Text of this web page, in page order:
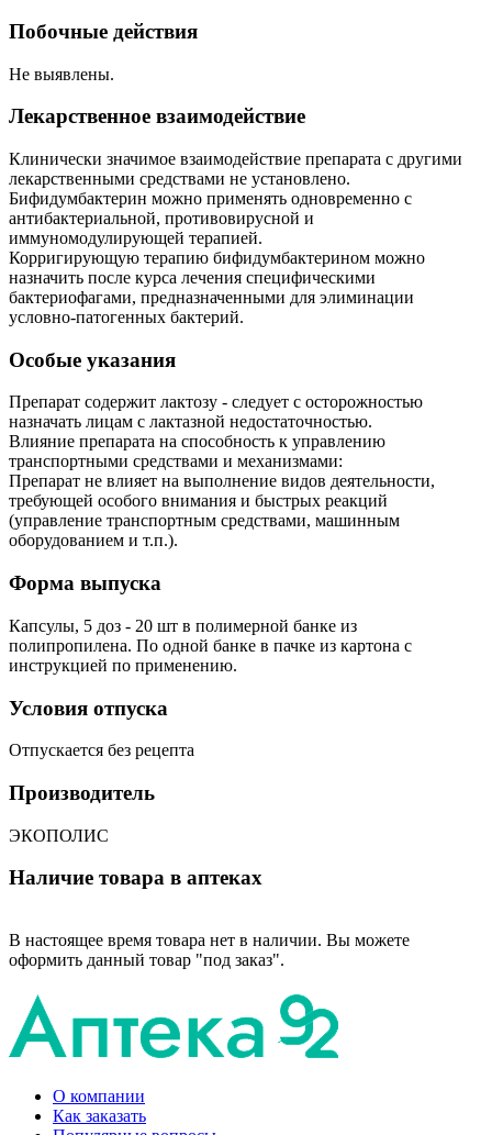
Побочные действия
Не выявлены.
Лекарственное взаимодействие
Клинически значимое взаимодействие препарата с другими
лекарственными средствами не установлено.
Бифидумбактерин можно применять одновременно с
антибактериальной, противовирусной и
иммуномодулирующей терапией.
Корригирующую терапию бифидумбактерином можно
назначить после курса лечения специфическими
бактериофагами, предназначенными для элиминации
условно-патогенных бактерий.
Особые указания
Препарат содержит лактозу - следует с осторожностью
назначать лицам с лактазной недостаточностью.
Влияние препарата на способность к управлению
транспортными средствами и механизмами:
Препарат не влияет на выполнение видов деятельности,
требующей особого внимания и быстрых реакций
(управление транспортным средствами, машинным
оборудованием и т.п.).
Форма выпуска
Капсулы, 5 доз - 20 шт в полимерной банке из
полипропилена. По одной банке в пачке из картона с
инструкцией по применению.
Условия отпуска
Отпускается без рецепта
Производитель
ЭКОПОЛИС
Наличие товара в аптеках
В настоящее время товара нет в наличии. Вы можете
оформить данный товар "под заказ".
О компании
Как заказать